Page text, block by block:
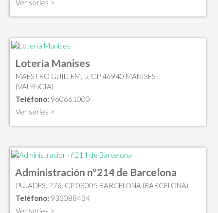
Ver series >
Lotería Manises
MAESTRO GUILLEM, 5, CP 46940 MANISES
(VALENCIA)
Teléfono: 960661000
Ver series >
Administración nº214 de Barcelona
PUJADES, 276, CP 08005 BARCELONA (BARCELONA)
Teléfono: 933088434
Ver series >